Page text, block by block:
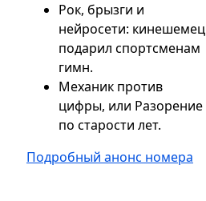
Рок, брызги и
нейросети: кинешемец
подарил спортсменам
гимн.
Механик против
цифры, или Разорение
по старости лет.
Подробный анонс номера